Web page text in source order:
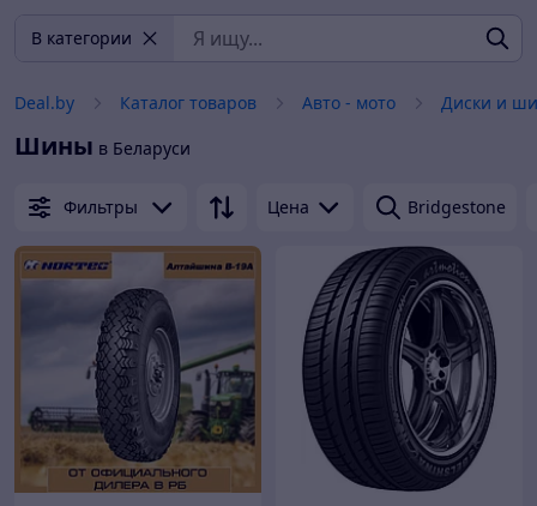
В категории
Deal.by Каталог товаров Авто - мото Диски и
Шины в Беларуси
Фильтры Цена Bridgestone